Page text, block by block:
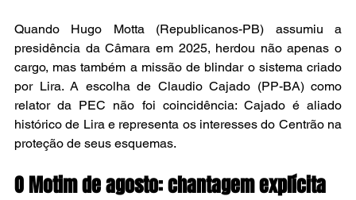
Quando Hugo Motta (Republicanos-PB) assumiu a
presidência da Câmara em 2025, herdou não apenas o
cargo, mas também a missão de blindar o sistema criado
por Lira. A escolha de Claudio Cajado (PP-BA) como
relator da PEC não foi coincidência: Cajado é aliado
histórico de Lira e representa os interesses do Centrão na
proteção de seus esquemas.
O Motim de agosto: chantagem explícita